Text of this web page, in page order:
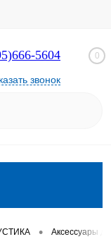
5604
звонок
0
• Аксессуары